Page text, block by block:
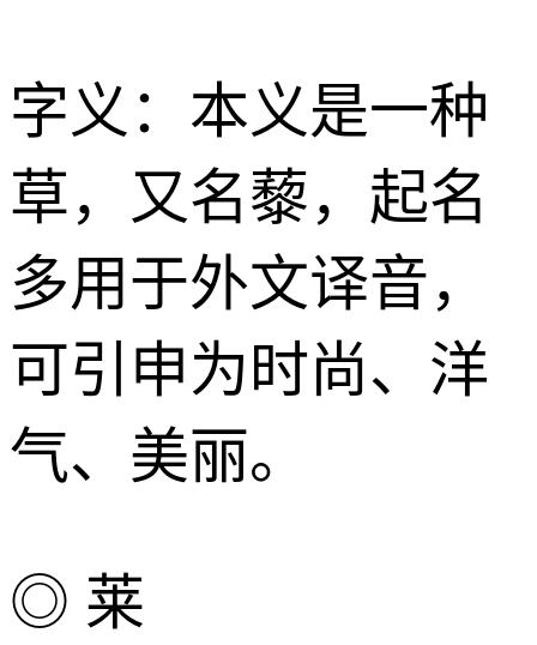
字义：本义是一种
草，又名藜，起名
多用于外文译音，
可引申为时尚、洋
气、美丽。
◎ 莱